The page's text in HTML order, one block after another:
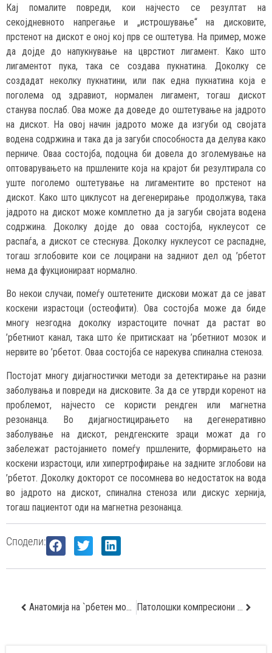
Кај помалите повреди, кои најчесто се резултат на
секојдневното напрегање и „истрошување“ на дисковите,
прстенот на дискот е оној кој прв се оштетува. На пример, може
да дојде до напукнување на цврстиот лигамент. Како што
лигаментот пука, така се создава пукнатина. Доколку се
создадат неколку пукнатини, или пак една пукнатина која е
поголема од здравиот, нормален лигамент, тогаш дискот
станува послаб. Ова може да доведе до оштетување на јадрото
на дискот. На овој начин јадрото може да изгуби од својата
водена содржина и така да ја загуби способноста да делува како
перниче. Оваа состојба, подоцна би довела до зголемување на
оптоварувањето на пршлените која на крајот би резултирала со
уште поголемо оштетување на лигаментите во прстенот на
дискот. Како што циклусот на дегенерирање продолжува, така
јадрото на дискот може комплетно да ја загуби својата водена
содржина. Доколку дојде до оваа состојба, нуклеусот се
распаѓа, а дискот се стеснува. Доколку нуклеусот се распадне,
тогаш зглобовите кои се лоцирани на задниот дел од ’рбетот
нема да фукционираат нормално.
Во некои случаи, помеѓу оштетените дискови можат да се јават
коскени израстоци (остеофити). Ова состојба може да биде
многу незгодна доколку израстоците почнат да растат во
’рбетниот канал, така што ќе притискаат на ’рбетниот мозок и
нервите во ’рбетот. Оваа состојба се нарекува спинална стеноза.
Постојат многу дијагностички методи за детектирање на разни
заболувања и повреди на дисковите. За да се утврди коренот на
проблемот, најчесто се користи рендген или магнетна
резонанца. Во дијагностицирањето на дегенеративно
заболување на дискот, рендгенските зраци можат да го
забележат растојанието помеѓу пршлените, формирањето на
коскени израстоци, или хипертрофирање на задните зглобови на
’рбетот. Доколку докторот се посомнева во недостаток на вода
во јадрото на дискот, спинална стеноза или дискус хернија,
тогаш пациентот оди на магнетна резонанца.
Сподели:
Анатомија на `рбетен мозок Патолошки компресиони фрактури на прешлените